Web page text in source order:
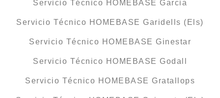
Servicio Técnico HOMEBASE Garcia
Servicio Técnico HOMEBASE Garidells (Els)
Servicio Técnico HOMEBASE Ginestar
Servicio Técnico HOMEBASE Godall
Servicio Técnico HOMEBASE Gratallops